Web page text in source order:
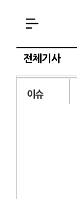
전체기사
이슈